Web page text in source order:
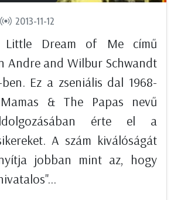
2013-11-12
Dream of Me című
Andre and Wilbur Schwandt
ben. Ez a zseniális dal 1968-
& The Papas nevű
érte el a
A szám kiválóságát
jobban mint az, hogy